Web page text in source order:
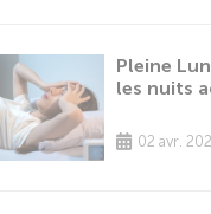
Pleine
les nuits
02 avr.